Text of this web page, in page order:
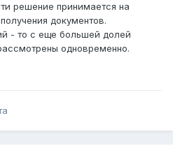
решение принимается на
документов.
- то с еще большей долей
одновременно.